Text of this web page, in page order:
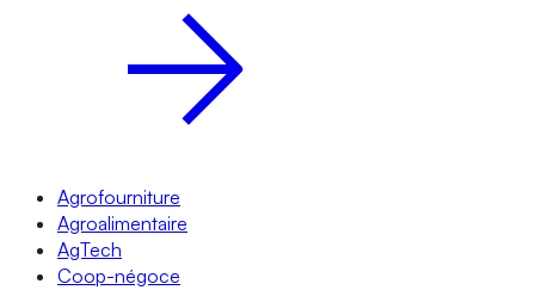
Agrofourniture
Agroalimentaire
AgTech
Coop-négoce